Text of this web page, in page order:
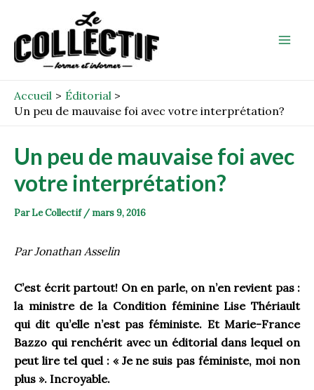
contenu
Accueil
Éditorial
Un peu de mauvaise foi avec votre interprétation?
Un peu de mauvaise foi avec
votre interprétation?
ParLe Collectif / mars 9, 2016
Par Jonathan Asselin
C’est écrit partout! On en parle, on n’en revient pas :
la ministre de la Condition féminine Lise Thériault
qui dit qu’elle n’est pas féministe. Et Marie-France
Bazzo qui renchérit avec un éditorial dans lequel on
peut lire tel quel : « Je ne suis pas féministe, moi non
plus ». Incroyable.
navigation